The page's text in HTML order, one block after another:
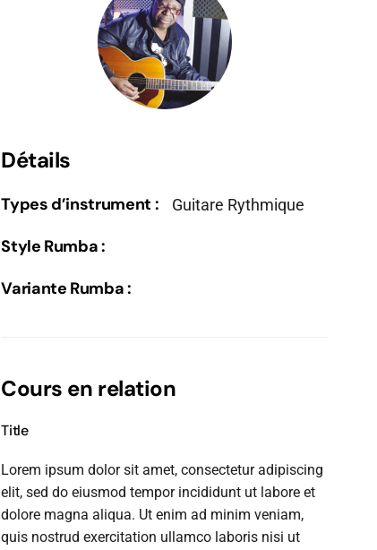
Détails
Types d’instrument : Guitare Rythmique
Style Rumba :
Variante Rumba :
Cours en relation
Title
Lorem ipsum dolor sit amet, consectetur adipiscing
elit, sed do eiusmod tempor incididunt ut labore et
dolore magna aliqua. Ut enim ad minim veniam,
quis nostrud exercitation ullamco laboris nisi ut